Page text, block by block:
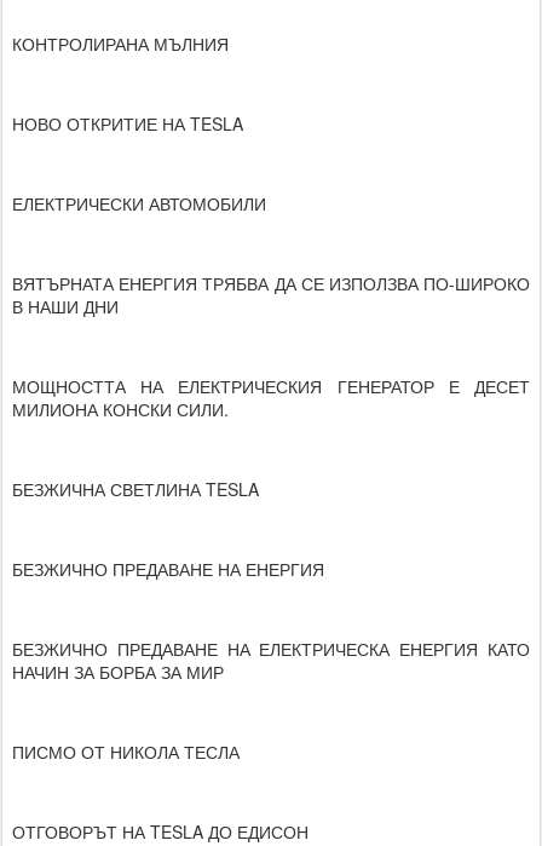
КОНТРОЛИРАНА МЪЛНИЯ
НОВО ОТКРИТИЕ НА TESLA
ЕЛЕКТРИЧЕСКИ АВТОМОБИЛИ
ВЯТЪРНАТА ЕНЕРГИЯ ТРЯБВА ДА СЕ ИЗПОЛЗВА ПО-ШИРОКО
В НАШИ ДНИ
МОЩНОСТТА НА ЕЛЕКТРИЧЕСКИЯ ГЕНЕРАТОР Е ДЕСЕТ
МИЛИОНА КОНСКИ СИЛИ.
БЕЗЖИЧНА СВЕТЛИНА TESLA
БЕЗЖИЧНО ПРЕДАВАНЕ НА ЕНЕРГИЯ
БЕЗЖИЧНО ПРЕДАВАНЕ НА ЕЛЕКТРИЧЕСКА ЕНЕРГИЯ КАТО
НАЧИН ЗА БОРБА ЗА МИР
ПИСМО ОТ НИКОЛА ТЕСЛА
ОТГОВОРЪТ НА TESLA ДО ЕДИСОН